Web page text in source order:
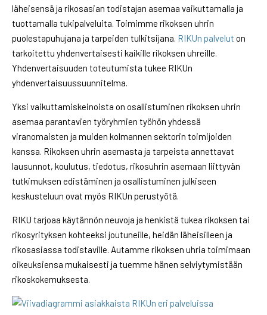
läheisensä ja rikosasian todistajan asemaa vaikuttamalla ja
tuottamalla tukipalveluita. Toimimme rikoksen uhrin
puolestapuhujana ja tarpeiden tulkitsijana. RIKUn palvelut on
tarkoitettu yhdenvertaisesti kaikille rikoksen uhreille.
Yhdenvertaisuuden toteutumista tukee RIKUn
yhdenvertaisuussuunnitelma.
Yksi vaikuttamiskeinoista on osallistuminen rikoksen uhrin
asemaa parantavien työryhmien työhön yhdessä
viranomaisten ja muiden kolmannen sektorin toimijoiden
kanssa. Rikoksen uhrin asemasta ja tarpeista annettavat
lausunnot, koulutus, tiedotus, rikosuhrin asemaan liittyvän
tutkimuksen edistäminen ja osallistuminen julkiseen
keskusteluun ovat myös RIKUn perustyötä.
RIKU tarjoaa käytännön neuvoja ja henkistä tukea rikoksen tai
rikosyrityksen kohteeksi joutuneille, heidän läheisilleen ja
rikosasiassa todistaville. Autamme rikoksen uhria toimimaan
oikeuksiensa mukaisesti ja tuemme hänen selviytymistään
rikoskokemuksesta.